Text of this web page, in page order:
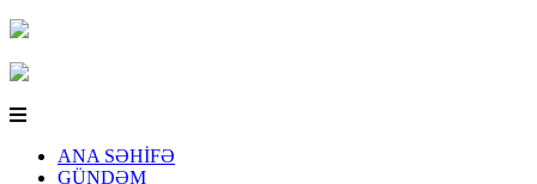
ANA SƏHİFƏ
GÜNDƏM